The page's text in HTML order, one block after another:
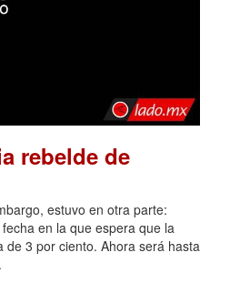
rebelde de
estuvo en otra parte:
en la que espera que la
de 3 por ciento. Ahora será hasta